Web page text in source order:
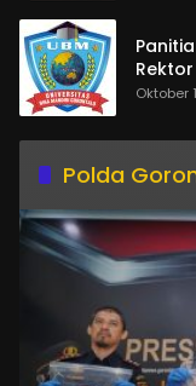
Rektor
Oktober
Polda